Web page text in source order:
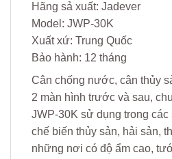
Hãng sả xuất: Jadever
Model: JWP-30K
Xuất xứ: Trung Quốc
Bảo hành: 12 tháng
Cân chống nước, cân thủy
2 màn hình trước và sau,
JWP-30K sử dụng trong các
chế biến thủy sản, hải sản,
những nơi có độ ẩm cao,